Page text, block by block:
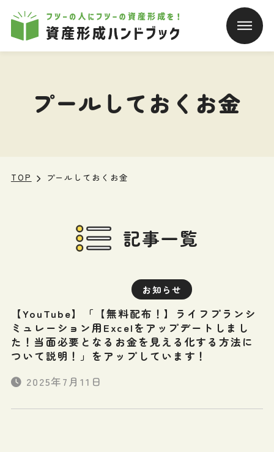
本文へ移動
プールしておくお金
TOP プールしておくお金
記事一覧
お知らせ
【YouTube】「【無料配布！】ライフプランシ
ミュレーション用Excelをアップデートしまし
た！当面必要となるお金を見える化する方法に
ついて説明！」をアップしています！
2025年7月11日